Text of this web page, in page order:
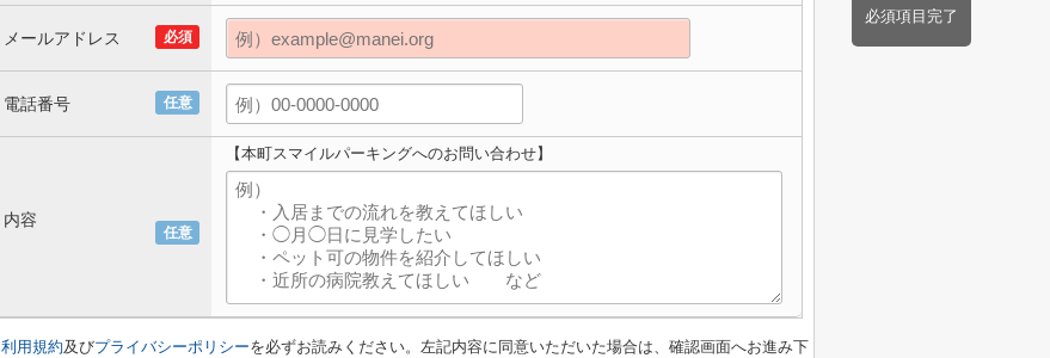
必須項目完了
必須
メールアドレス
任意
電話番号
任意
内容
【本町スマイルパーキングへのお問い合わせ】
利用規約及びプライバシーポリシーを必ずお読みください。左記内容に同意いただいた場合は、確認画面へお進み下